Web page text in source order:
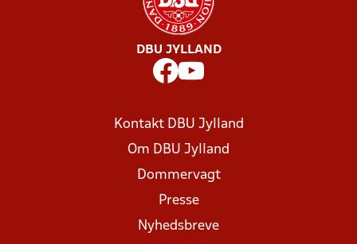
DBU JYLLAND
Kontakt DBU Jylland
Om DBU Jylland
Dommervagt
Presse
Nyhedsbreve